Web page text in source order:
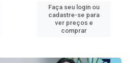
Faça seu login ou
cadastre-se para
ver preços e
comprar